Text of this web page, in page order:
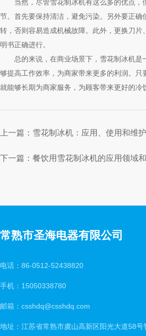
当然，尽管雪花制冰机有这么多的优点，
节。首先要保持清洁，避免污染。另外要正确
转，否则容易造成机械故障。此外，更换刀片
明书正确进行。
总的来说，在商业场景下，雪花制冰机是
够提高工作效率，为商家带来更多的利润。只
就能够长期为商家服务，为顾客带来更好的冷
上一篇： 雪花制冰机：应用、使用和维护
下一篇： 餐饮用雪花制冰机的应用领域
常熟市圣海电器有限公司
电话：86-0512-52438820
手机：15050338780
邮箱：csshdq@csshdq.com
地址：江苏省常熟市虞山高新区阳光大道58号